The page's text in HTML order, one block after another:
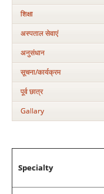
शिक्षा
अस्‍पताल सेवाएं
अनुसंधान
सूचना/कार्यक्रम
पूर्व छात्र
Gallary
Specialty